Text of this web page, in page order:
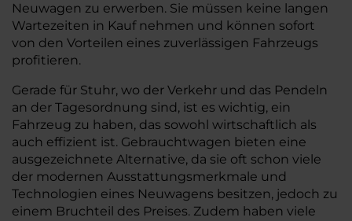
Neuwagen zu erwerben. Sie müssen keine langen
Wartezeiten in Kauf nehmen und können sofort
von den Vorteilen eines zuverlässigen Fahrzeugs
profitieren.
Gerade für Stuhr, wo der Verkehr und das Pendeln
an der Tagesordnung sind, ist es wichtig, ein
Fahrzeug zu haben, das sowohl wirtschaftlich als
auch effizient ist. Gebrauchtwagen bieten eine
ausgezeichnete Alternative, da sie oft schon viele
der modernen Ausstattungsmerkmale und
Technologien eines Neuwagens besitzen, jedoch zu
einem Bruchteil des Preises. Zudem haben viele